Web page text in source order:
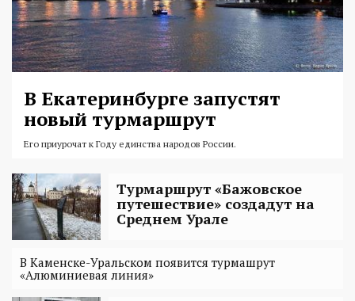
В Екатеринбурге запустят
новый турмаршрут
Его приурочат к Году единства народов России.
Турмаршрут «Бажовское
путешествие» создадут на
Среднем Урале
В Каменске-Уральском появится турмашрут
«Алюминиевая линия»